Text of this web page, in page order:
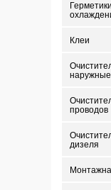
Клеи
наружные
проводов
дизеля